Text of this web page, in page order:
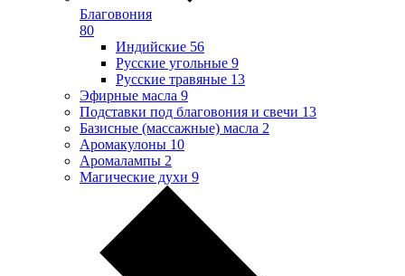
Благовония
80
Индийские 56
Русские угольные 9
Русские травяные 13
Эфирные масла 9
Подставки под благовония и свечи 13
Базисные (массажные) масла 2
Аромакулоны 10
Аромалампы 2
Магические духи 9